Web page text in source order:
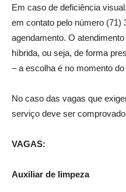
Em caso de deficiência
em contato pelo número (71)
agendamento. O
híbrida, ou seja, de forma
– a escolha é no momento
No caso das vagas que
serviço deve ser
VAGAS:
Auxiliar de limpeza